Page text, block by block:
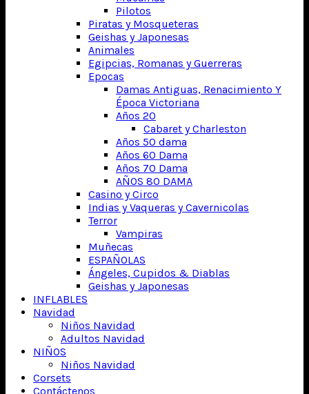
Pilotos
Piratas y Mosqueteras
Geishas y Japonesas
Animales
Egipcias, Romanas y Guerreras
Epocas
Damas Antiguas, Renacimiento Y
Época Victoriana
Años 20
Cabaret y Charleston
Años 50 dama
Años 60 Dama
Años 70 Dama
AÑOS 80 DAMA
Casino y Circo
Indias y Vaqueras y Cavernicolas
Terror
Vampiras
Muñecas
ESPAÑOLAS
Ángeles, Cupidos & Diablas
Geishas y Japonesas
INFLABLES
Navidad
Niños Navidad
Adultos Navidad
NIÑOS
Niños Navidad
Corsets
Contáctenos